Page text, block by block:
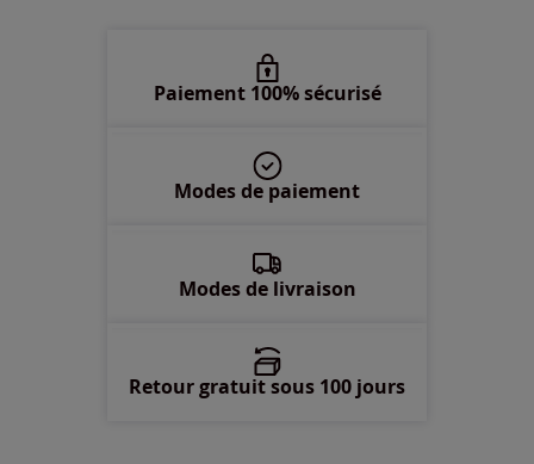
Paiement 100% sécurisé
Modes de paiement
Modes de livraison
Retour gratuit sous 100 jours